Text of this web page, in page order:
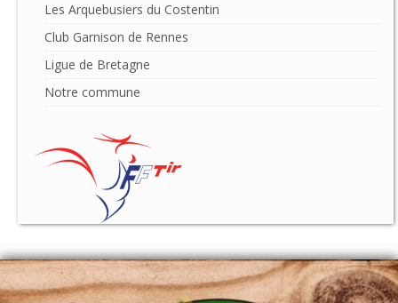
Les Arquebusiers du Costentin
Club Garnison de Rennes
Ligue de Bretagne
Notre commune